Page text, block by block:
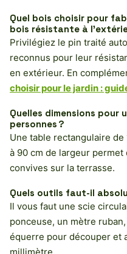
Quel bois choisir pour
bois résistante à
Privilégiez le pin traité
reconnus pour leur
en extérieur. En
choisir pour le jardin :
Quelles dimensions pour
personnes ?
Une table rectangulaire
à 90 cm de largeur
convives sur la terrasse.
Quels outils faut-il
Il vous faut une scie
ponceuse, un mètre
équerre pour découper et